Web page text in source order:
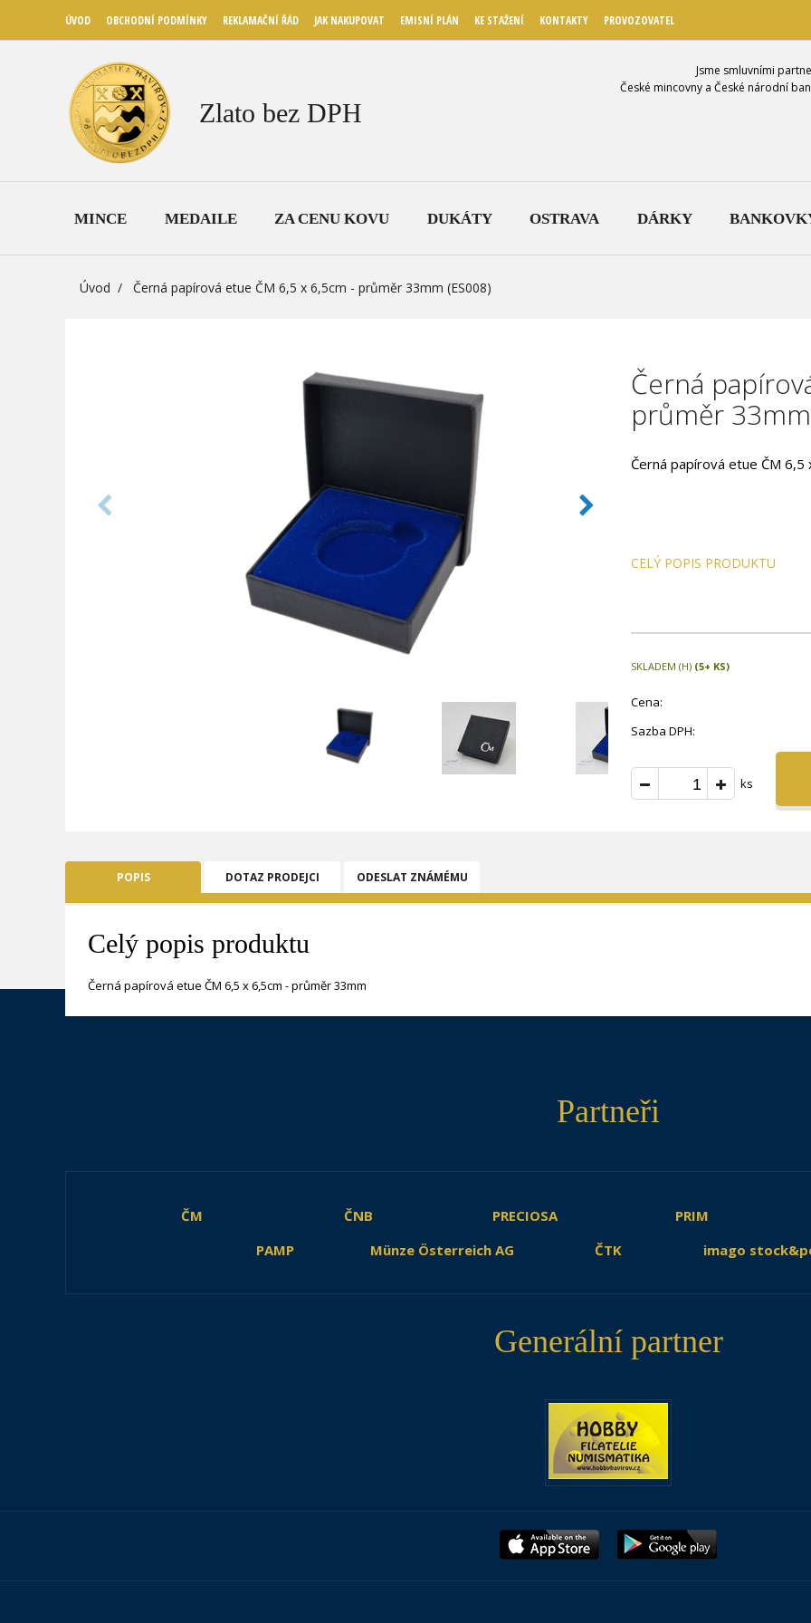
ÚVOD OBCHODNÍ PODMÍNKY REKLAMAČNÍ ŘÁD JAK NAKUPOVAT EMISNÍ PLÁN KE STAŽENÍ KONTAKTY PROVOZOVATEL
Zlato bez DPH
Jsme smluvními
České mincovny a České národní
MINCE MEDAILE ZA CENU KOVU DUKÁTY OSTRAVA DÁRKY
Úvod Černá papírová etue ČM 6,5 x 6,5cm - průměr 33mm (ES008)
Černá
průměr
Černá papírová etue ČM
CELÝ POPIS PRODUKTU
SKLADEM (H) (5+ KS)
Cena:
Sazba DPH:
ks
POPIS DOTAZ PRODEJCI ODESLAT ZNÁMÉMU
Celý popis produktu
Černá papírová etue ČM 6,5 x 6,5cm - průměr 33mm
Partneři
ČM ČNB PRECIOSA PRIM
PAMP
Münze Österreich AG ČTK imago
Generální partner